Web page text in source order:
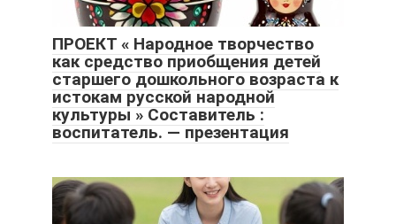
ПРОЕКТ « Народное творчество
как средство приобщения детей
старшего дошкольного возраста к
истокам русской народной
культуры » Составитель :
воспитатель. — презентация